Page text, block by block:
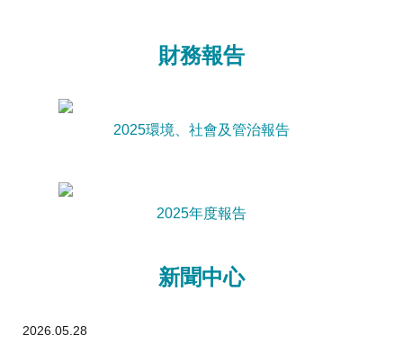
財務報告
2025環境、社會及管治報告
2025年度報告
新聞中心
2026.05.28